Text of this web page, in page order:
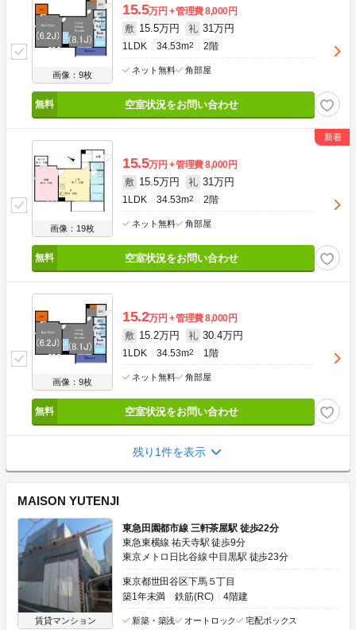
画像：9枚
15.5万円 管理費8,000円
敷 15.5万円 礼 31万円
1LDK 34.53m2 2階
ネット無料 角部屋
空室状況をお問い合わせ
画像：19枚
15.5万円 管理費8,000円
敷 15.5万円 礼 31万円
1LDK 34.53m2 2階
ネット無料 角部屋
空室状況をお問い合わせ
画像：9枚
15.2万円 管理費8,000円
敷 15.2万円 礼 30.4万円
1LDK 34.53m2 1階
ネット無料 角部屋
空室状況をお問い合わせ
残り1件を表示
MAISON YUTENJI
賃貸マンション
東急田園都市線 三軒茶屋駅 徒歩22分
東急東横線 祐天寺駅 徒歩9分
東京メトロ日比谷線 中目黒駅 徒歩23分
東京都世田谷区下馬５丁目
築1年未満
鉄筋(RC) 4階建
新築・築浅 オートロック 宅配ボックス